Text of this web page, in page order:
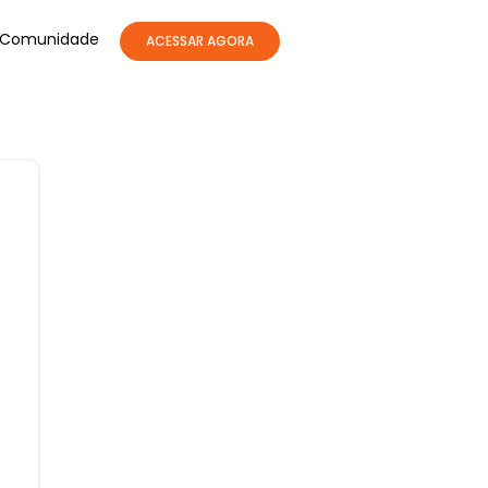
Comunidade ACESSAR AGORA